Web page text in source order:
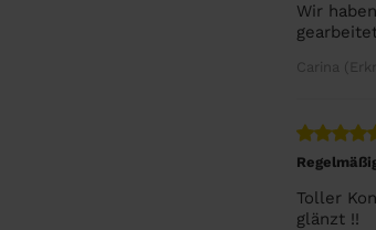
Wir
Carina
Toller
glänzt !!